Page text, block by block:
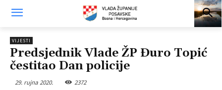
VIJESTI
Predsjednik Vlade ŽP Đuro Topić
čestitao Dan policije
29. rujna 2020. 2372